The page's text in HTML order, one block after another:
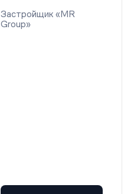
Застройщик «MR
Group»